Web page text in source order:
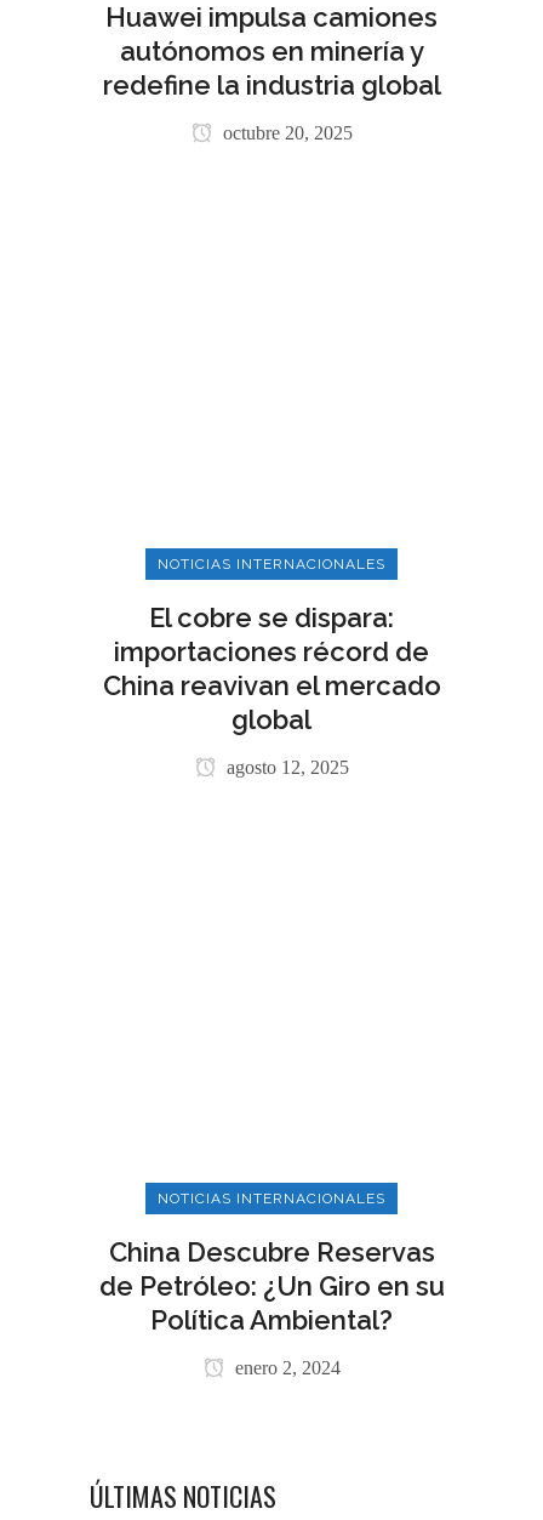
Huawei impulsa camiones
autónomos en minería y
redefine la industria global
octubre 20, 2025
NOTICIAS INTERNACIONALES
El cobre se dispara:
importaciones récord de
China reavivan el mercado
global
agosto 12, 2025
NOTICIAS INTERNACIONALES
China Descubre Reservas
de Petróleo: ¿Un Giro en su
Política Ambiental?
enero 2, 2024
ÚLTIMAS NOTICIAS